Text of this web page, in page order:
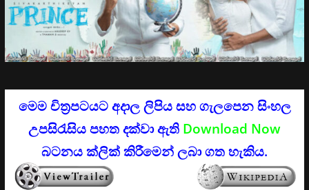
මෙම චිත්‍රපටයට අදාල ලිපිය සහ ගැලපෙන සිංහල
උපසිරැසිය පහත දක්වා ඇති Download Now
බටනය ක්ලික් කිරීමෙන් ලබා ගත හැකිය.